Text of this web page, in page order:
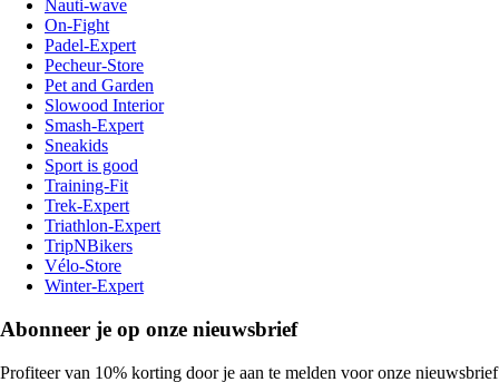
Nauti-wave
On-Fight
Padel-Expert
Pecheur-Store
Pet and Garden
Slowood Interior
Smash-Expert
Sneakids
Sport is good
Training-Fit
Trek-Expert
Triathlon-Expert
TripNBikers
Vélo-Store
Winter-Expert
Abonneer je op onze nieuwsbrief
Profiteer van 10% korting door je aan te melden voor onze nieuwsbrief